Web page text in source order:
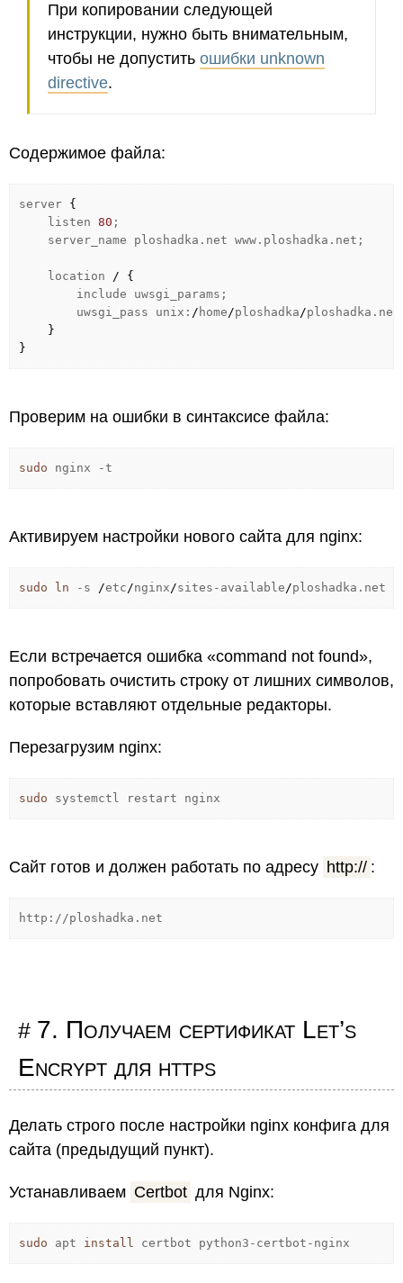
При копировании следующей
инструкции, нужно быть внимательным,
чтобы не допустить ошибки unknown
directive.
Содержимое файла:
server {
listen 80 ;
server_name ploshadka.net www.ploshadka.net;
location /
{
include uwsgi_params;
uwsgi_pass unix: / home/ploshadka/ploshadka.net
}
}
Проверим на ошибки в синтаксисе файла:
sudo nginx -t
Активируем настройки нового сайта для nginx:
sudo ln -s /etc/nginx/sites-available/ploshadka.net
Если встречается ошибка «command not found»,
попробовать очистить строку от лишних символов,
которые вставляют отдельные редакторы.
Перезагрузим nginx:
sudo systemctl restart nginx
Сайт готов и должен работать по адресу http:// :
http://ploshadka.net
7. Получаем сертификат Let’s
Encrypt для https
Делать строго после настройки nginx конфига для
сайта (предыдущий пункт).
Устанавливаем Certbot для Nginx:
sudo apt install certbot python3-certbot-nginx